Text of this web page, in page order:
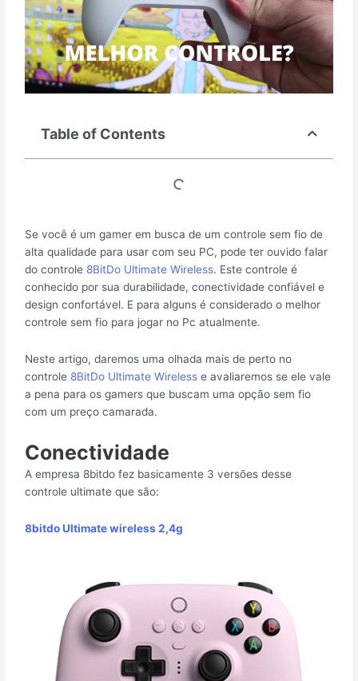
Table of Contents
Se você é um gamer em busca de um controle sem fio de
alta qualidade para usar com seu PC, pode ter ouvido falar
do controle 8BitDo Ultimate Wireless. Este controle é
conhecido por sua durabilidade, conectividade confiável e
design confortável. E para alguns é considerado o melhor
controle sem fio para jogar no Pc atualmente.
Neste artigo, daremos uma olhada mais de perto no
controle 8BitDo Ultimate Wireless e avaliaremos se ele vale
a pena para os gamers que buscam uma opção sem fio
com um preço camarada.
Conectividade
A empresa 8bitdo fez basicamente 3 versões desse
controle ultimate que são:
8bitdo Ultimate wireless 2,4g